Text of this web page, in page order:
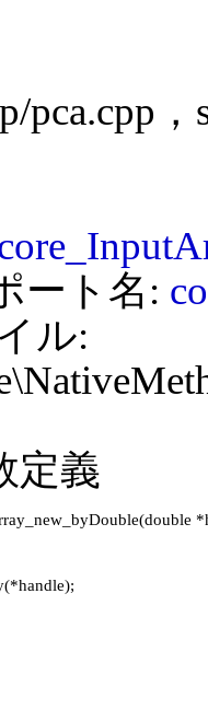
pca.cpp
ート名:
ル: